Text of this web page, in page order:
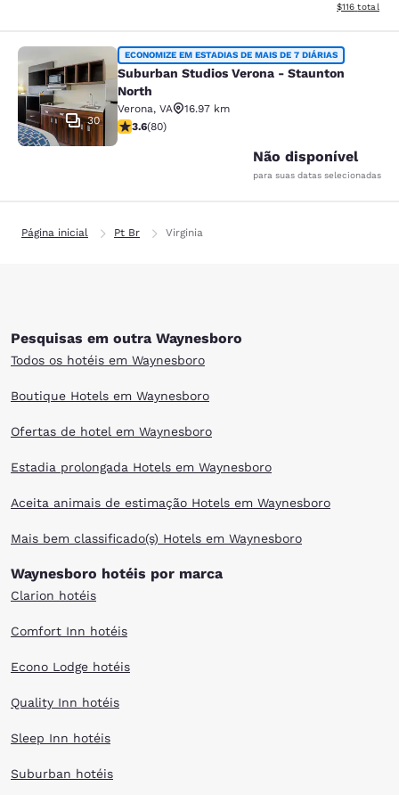
Exibir
$116 total
Suburban Studios Verona -
30
ECONOMIZE EM ESTADIAS DE MAIS DE 7 DIÁRIAS
Suburban Studios Verona - Staunton
North
Verona, VA
16.97 km
classificação 3.64 estrelas. Bom. 80 avaliações
3.6(80)
Não disponível
para suas datas selecionadas
Página inicial Pt Br Virginia
Pesquisas em outra Waynesboro
Todos os hotéis em Waynesboro
Boutique Hotels em Waynesboro
Ofertas de hotel em Waynesboro
Estadia prolongada Hotels em Waynesboro
Aceita animais de estimação Hotels em Waynesboro
Mais bem classificado(s) Hotels em Waynesboro
Waynesboro hotéis por marca
Clarion hotéis
Comfort Inn hotéis
Econo Lodge hotéis
Quality Inn hotéis
Sleep Inn hotéis
Suburban hotéis